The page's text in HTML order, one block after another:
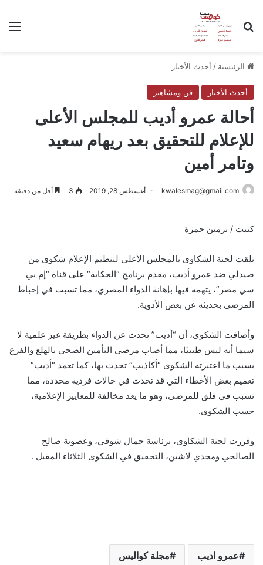
بحث عن
الرئيسية / أحدث الأخبار
أحدث الأخبار فن ومشاهير
أحالة عمرو أديب للمجلس الأعلى
للإعلام للتحقيق بعد ريهام سعيد
وتامر أمين
kwalesmag@gmail.com أغسطس 28, 2019 3 أقل من دقيقة
كتبت / نرمين حمزة
تلقت لجنة الشكاوى بالمجلس الأعلى لتنظيم الإعلام شكوى من
صيدلي ضد عمرو أديب، مقدم برنامج “الحكاية” على قناة “إم بي
سي مصر”، يتهمه فيها بإهانة الدواء المصري، مما تسبب في إحباط
المرضى بحديثه عن بعض الأدوية.
وأضافت الشكوى، أن “أديب” تحدث عن الدواء بطريقة غير علمية لا
سيما أنه ليس طبيبًا، مما أصاب مرضى التأمين الصحي بالهلع والفزع
بسبب ما اعتبرته الشكوى “أكاذيب” تحدث بها، كما تعمد “أديب”
تعميم بعض الأخطاء التي قد تحدث في حالات فردية محددة، مما
تسبب في قلق للمرضى، وهو ما يعد مخالفة للمعايير الإعلامية،
حسب الشكوى.
وقررت لجنة الشكاوى، برئاسة جمال شوقي، وعضوية صالح
الصالحي ومجدي لاشين، التحقيق في الشكوى الثلاثاء المقبل .
عمرو اديب مجلة كواليس